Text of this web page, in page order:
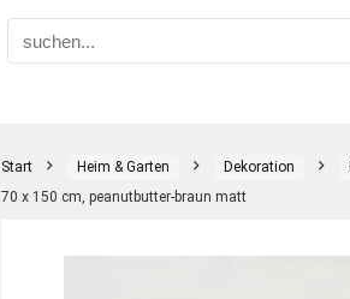
Start Heim & Garten Dekoration
70 x 150 cm, peanutbutter-braun matt